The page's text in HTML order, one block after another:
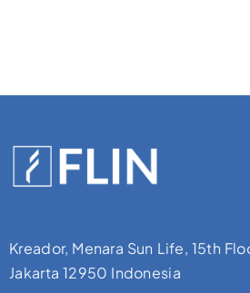
Kreador, Menara Sun Life, 15th
Jakarta 12950 Indonesia